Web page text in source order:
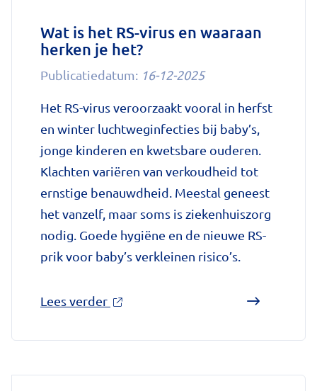
op
Nationale
zorggids
Wat is het RS-virus en waaraan
herken je het?
Publicatiedatum: 16-12-2025
Het RS-virus veroorzaakt vooral in herfst
en winter luchtweginfecties bij baby’s,
jonge kinderen en kwetsbare ouderen.
Klachten variëren van verkoudheid tot
ernstige benauwdheid. Meestal geneest
het vanzelf, maar soms is ziekenhuiszorg
nodig. Goede hygiëne en de nieuwe RS-
prik voor baby’s verkleinen risico’s.
Lees verder over
is